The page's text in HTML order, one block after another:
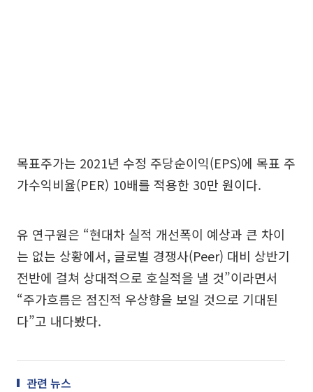
목표주가는 2021년 수정 주당순이익(EPS)에 목표 주
가수익비율(PER) 10배를 적용한 30만 원이다.
유 연구원은 “현대차 실적 개선폭이 예상과 큰 차이
는 없는 상황에서, 글로벌 경쟁사(Peer) 대비 상반기
전반에 걸쳐 상대적으로 호실적을 낼 것”이라면서
“주가흐름은 점진적 우상향을 보일 것으로 기대된
다”고 내다봤다.
관련 뉴스